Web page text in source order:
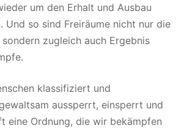
um den Erhalt und Ausbau
Und so sind Freiräume nicht nur die
zugleich auch Ergebnis
klassifiziert und
aussperrt, einsperrt und
eine Ordnung, die wir bekämpfen